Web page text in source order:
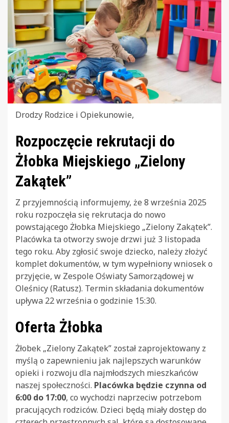
Drodzy Rodzice i Opiekunowie,
Rozpoczęcie rekrutacji do
Żłobka Miejskiego „Zielony
Zakątek”
Z przyjemnością informujemy, że 8 września 2025
roku rozpoczęła się rekrutacja do nowo
powstającego Żłobka Miejskiego „Zielony Zakątek”.
Placówka ta otworzy swoje drzwi już 3 listopada
tego roku. Aby zgłosić swoje dziecko, należy złożyć
komplet dokumentów, w tym wypełniony wniosek o
przyjęcie, w Zespole Oświaty Samorządowej w
Oleśnicy (Ratusz). Termin składania dokumentów
upływa 22 września o godzinie 15:30.
Oferta Żłobka
Żłobek „Zielony Zakątek” został zaprojektowany z
myślą o zapewnieniu jak najlepszych warunków
opieki i rozwoju dla najmłodszych mieszkańców
naszej społeczności. Placówka będzie czynna od
6:00 do 17:00, co wychodzi naprzeciw potrzebom
pracujących rodziców. Dzieci będą miały dostęp do